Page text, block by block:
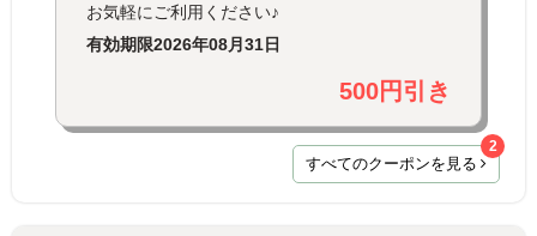
お気軽にご利用ください♪
有効期限2026年08月31日
500円引き
すべてのクーポンを見る
2